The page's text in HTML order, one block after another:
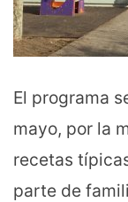
El programa
mayo, por la
recetas
parte de